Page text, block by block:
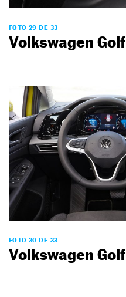
FOTO 29 DE 33
Volkswagen Golf
FOTO 30 DE 33
Volkswagen Golf